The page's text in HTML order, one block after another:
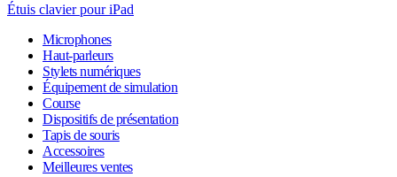
Étuis clavier pour iPad
Microphones
Haut-parleurs
Stylets numériques
Équipement de simulation
Course
Dispositifs de présentation
Tapis de souris
Accessoires
Meilleures ventes